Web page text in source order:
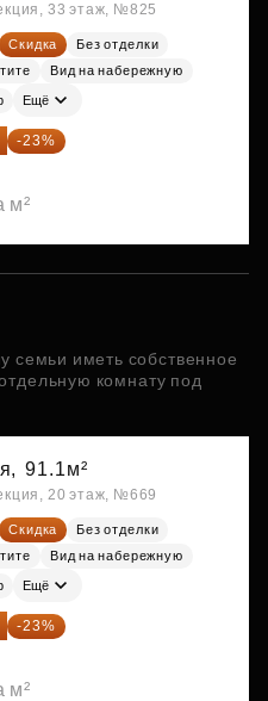
33 этаж, №825
Скидка
Без отделки
Вид на набережную
Ещё
-23%
м²
семьи иметь собственное
комнату под
91.1м²
20 этаж, №669
Скидка
Без отделки
Вид на набережную
Ещё
-23%
м²